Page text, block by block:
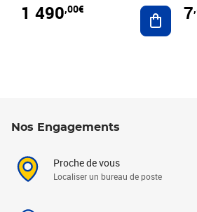
1 490,00€ Ajouter
7
Nos Engagements
Proche de vous
Localiser un bureau de poste